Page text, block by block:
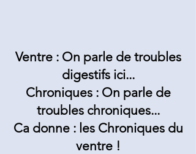
Ventre : On parle de troubles
digestifs ici...
Chroniques : On parle de
troubles chroniques...
Ca donne : les Chroniques du
ventre !